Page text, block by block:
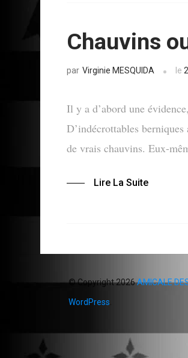
Chauvins
par Virginie MESQUIDA le
Il y a d’abord une
D’indécrottables
de vrais chauvins. Eux-
Lire La Suite
© Copyright 2026AMICALE
WordPress.